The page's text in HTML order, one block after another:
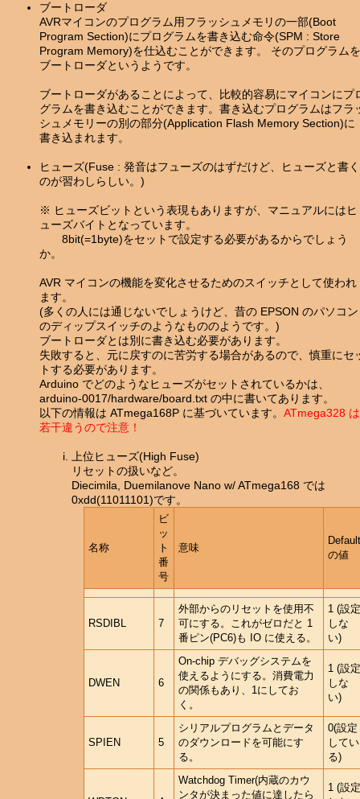
ブートローダ
AVRマイコンのプログラム用フラッシュメモリの一部(Boot
Program Section)にプログラムを書き込む命令(SPM : Store
Program Memory)を仕込むことができます。 そのプログラムを
ブートローダというようです。
ブートローダがあることによって、比較的容易にマイコンにプ
グラムを書き込むことができます。書き込むプログラムはフラ
シュメモリーの別の部分(Application Flash Memory Section)に
書き込まれます。
ヒューズ(Fuse : 発音はフューズのはずだけど、ヒューズと書く
のが習わしらしい。)
※ ヒューズビットという表現もありますが、マニュアルにはヒ
ューズバイトとなっています。
8bit(=1byte)をセットで設定する必要があるからでしょう
か。
AVR マイコンの機能を変化させるためのスイッチとして使われ
ます。
(多くの人には通じないでしょうけど、昔の EPSON のパソコン
のディップスイッチのようなもののようです。)
ブートローダとは別に書き込む必要があります。
失敗すると、元に戻すのに苦労する場合があるので、慎重にセ
トする必要があります。
Arduino でどのようなヒューズがセットされているかは、
arduino-0017/hardware/board.txt の中に書いてあります。
以下の情報は ATmega168P に基づいています。 ATmega328 は
若干違うので注意！
上位ヒューズ(High Fuse)
リセットの扱いなど。
Diecimila, Duemilanove Nano w/ ATmega168 では
0xdd(11011101)です。
名称
ビ
ッ
ト
番
号
意味
Default
の値
RSDIBL 7
外部からのリセットを使用不
可にする。これがゼロだと 1
番ピン(PC6)も IO に使える。
1 (設定
しな
い)
DWEN 6
On-chip デバッグシステムを
使えるようにする。消費電力
の関係もあり、1にしてお
く。
1 (設定
しな
い)
SPIEN 5
シリアルプログラムとデータ
のダウンロードを可能にす
る。
0(設定
してい
る)
Watchdog Timer(内蔵のカウ
ンタが決まった値に達したら
1 (設定